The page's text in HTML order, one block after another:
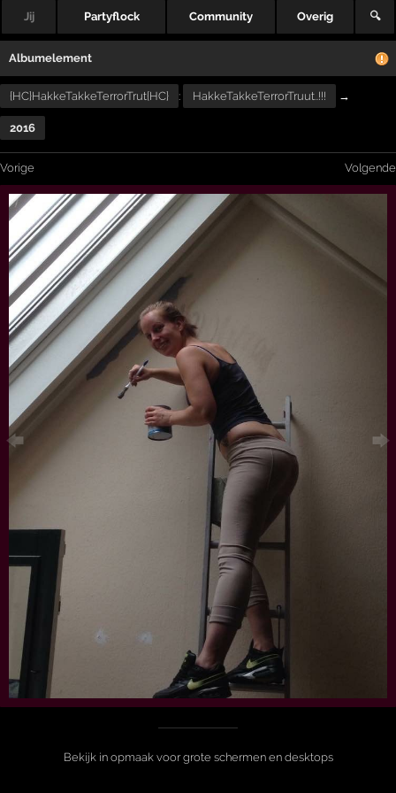
Jij Partyflock Community Overig 🔍
Albumelement
{HC}HakkeTakkeTerrorTrut{HC} : HakkeTakkeTerrorTruut..!!! →
2016
Vorige Volgende
Bekijk in opmaak voor grote schermen en desktops